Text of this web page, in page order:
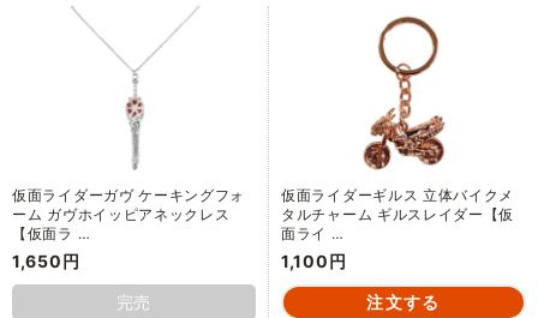
仮面ライダーガヴ ケーキングフォ
ーム ガヴホイッピアネックレス
【仮面ラ …
1,650円
完売
仮面ライダーギルス 立体バイクメ
タルチャーム ギルスレイダー【仮
面ライ …
1,100円